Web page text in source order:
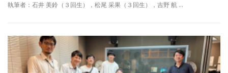
執筆者：石井 美鈴（３回生），松尾 采果（３回生），吉野 航 …